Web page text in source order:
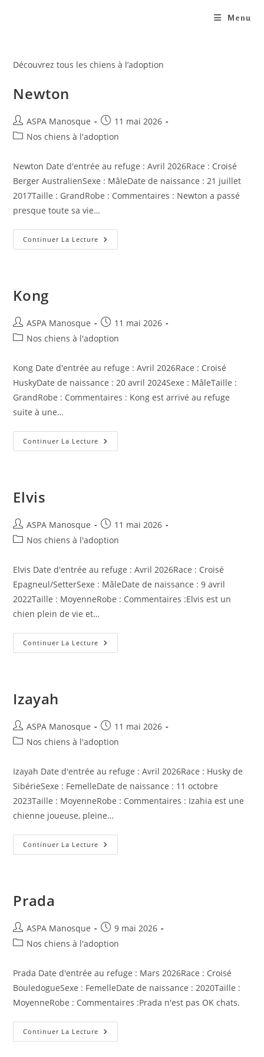
Menu
Découvrez tous les chiens à l’adoption
Newton
Auteur/autrice
de
ASPA Manosque
Publication
publiée :
11 mai 2026
PostNos chiens à l'adoption
Newton Date d'entrée au refuge : Avril 2026Race : Croisé
Berger AustralienSexe : MâleDate de naissance : 21 juillet
2017Taille : GrandRobe : Commentaires : Newton a passé
presque toute sa vie…
Continuer La Lecture Newton
Kong
Auteur/autrice
de
ASPA Manosque
Publication
publiée :
11 mai 2026
PostNos chiens à l'adoption
Kong Date d'entrée au refuge : Avril 2026Race : Croisé
HuskyDate de naissance : 20 avril 2024Sexe : MâleTaille :
GrandRobe : Commentaires : Kong est arrivé au refuge
suite à une…
Continuer La Lecture Kong
Elvis
Auteur/autrice
de
ASPA Manosque
Publication
publiée :
11 mai 2026
PostNos chiens à l'adoption
Elvis Date d'entrée au refuge : Avril 2026Race : Croisé
Epagneul/SetterSexe : MâleDate de naissance : 9 avril
2022Taille : MoyenneRobe : Commentaires :Elvis est un
chien plein de vie et…
Continuer La Lecture Elvis
Izayah
Auteur/autrice
de
ASPA Manosque
Publication
publiée :
11 mai 2026
PostNos chiens à l'adoption
Izayah Date d'entrée au refuge : Avril 2026Race : Husky de
SibérieSexe : FemelleDate de naissance : 11 octobre
2023Taille : MoyenneRobe : Commentaires : Izahia est une
chienne joueuse, pleine…
Continuer La Lecture Izayah
Prada
Auteur/autrice
de
ASPA Manosque
Publication
publiée :
9 mai 2026
PostNos chiens à l'adoption
Prada Date d'entrée au refuge : Mars 2026Race : Croisé
BouledogueSexe : FemelleDate de naissance : 2020Taille :
MoyenneRobe : Commentaires :Prada n'est pas OK chats.
Continuer La Lecture Prada